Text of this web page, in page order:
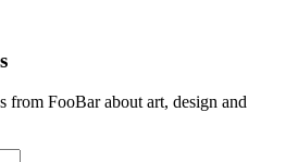
from FooBar about art, design and